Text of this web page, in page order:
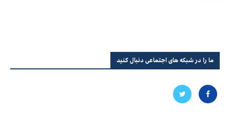
ما را در شبکه های اجتماعی دنبال کنید